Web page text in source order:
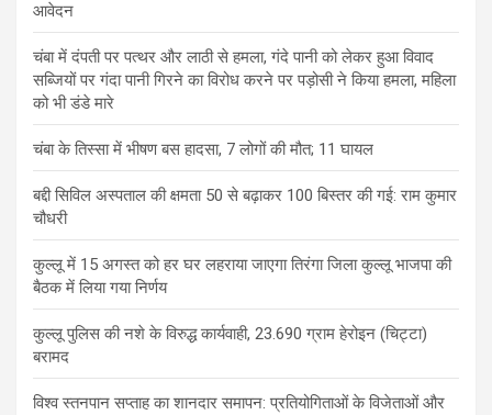
आवेदन
चंबा में दंपती पर पत्थर और लाठी से हमला, गंदे पानी को लेकर हुआ विवाद
सब्जियों पर गंदा पानी गिरने का विरोध करने पर पड़ोसी ने किया हमला, महिला
को भी डंडे मारे
चंबा के तिस्सा में भीषण बस हादसा, 7 लोगों की मौत; 11 घायल
बद्दी सिविल अस्पताल की क्षमता 50 से बढ़ाकर 100 बिस्तर की गई: राम कुमार
चौधरी
कुल्लू में 15 अगस्त को हर घर लहराया जाएगा तिरंगा जिला कुल्लू भाजपा की
बैठक में लिया गया निर्णय
कुल्लू पुलिस की नशे के विरुद्ध कार्यवाही, 23.690 ग्राम हेरोइन (चिट्टा)
बरामद
विश्व स्तनपान सप्ताह का शानदार समापन: प्रतियोगिताओं के विजेताओं और